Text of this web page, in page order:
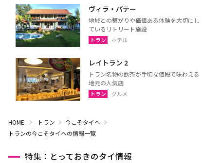
ヴィラ・パテー
地域との繋がりや価値ある体験を大切にし
ているリトリート施設
トラン ホテル
レイトラン 2
トラン名物の飲茶が手頃な値段で味わえる
地元の人気店
トラン グルメ
HOME トラン
今こそタイへ
トランの今こそタイへの情報一覧
特集：とっておきのタイ情報